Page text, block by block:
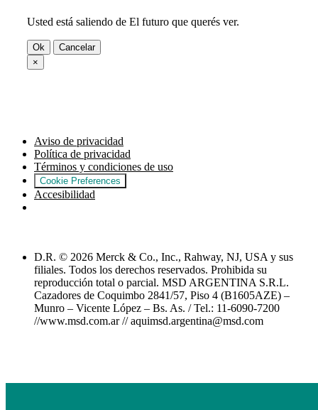
Usted está saliendo de El futuro que querés ver.
Ok
Cancelar
×
Aviso de privacidad
Política de privacidad
Términos y condiciones de uso
Cookie Preferences
Accesibilidad
D.R. © 2026 Merck & Co., Inc., Rahway, NJ, USA y sus
filiales. Todos los derechos reservados. Prohibida su
reproducción total o parcial. MSD ARGENTINA S.R.L.
Cazadores de Coquimbo 2841/57, Piso 4 (B1605AZE) –
Munro – Vicente López – Bs. As. / Tel.: 11-6090-7200
//www.msd.com.ar // aquimsd.argentina@msd.com